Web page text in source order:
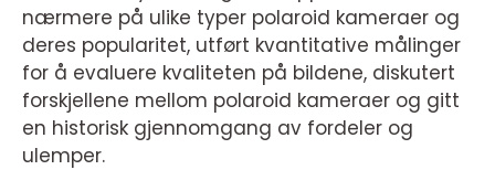
nærmere på ulike typer polaroid kameraer og
deres popularitet, utført kvantitative målinger
for å evaluere kvaliteten på bildene, diskutert
forskjellene mellom polaroid kameraer og gitt
en historisk gjennomgang av fordeler og
ulemper.